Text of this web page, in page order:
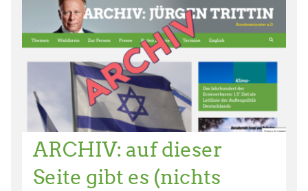
ARCHIV: auf dieser
Seite gibt es (nichts